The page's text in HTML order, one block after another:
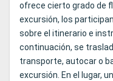
ofrece cierto grado de
excursión, los
sobre el itinerario e
continuación, se
transporte, autocar o
excursión. En el lugar,